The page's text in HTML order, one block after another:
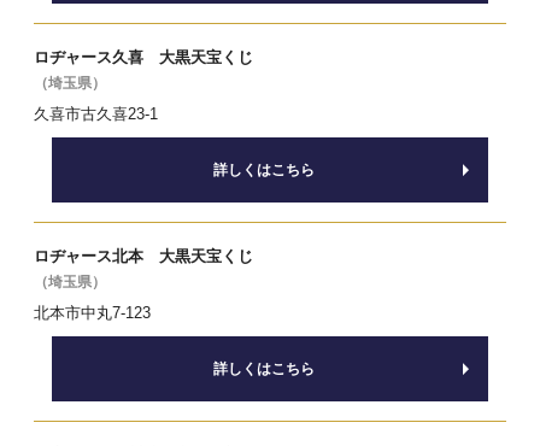
ロヂャース久喜 大黒天宝くじ
（埼玉県）
久喜市古久喜23-1
詳しくはこちら
ロヂャース北本 大黒天宝くじ
（埼玉県）
北本市中丸7-123
詳しくはこちら